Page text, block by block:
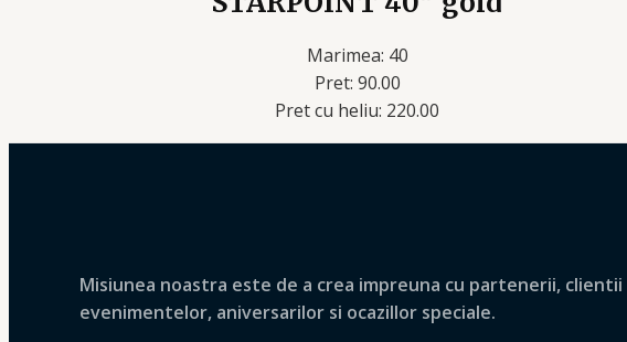
Marimea: 40
Pret: 90.00
Pret cu heliu: 220.00
Misiunea noastra este de a crea impreuna cu partenerii,
evenimentelor, aniversarilor si ocazillor speciale.